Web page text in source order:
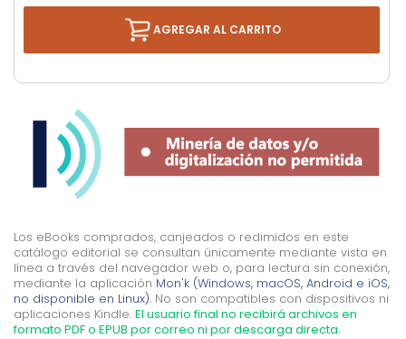
AGREGAR AL CARRITO
Los eBooks comprados, canjeados o redimidos en este
catálogo editorial se consultan únicamente mediante vista en
línea a través del navegador web o, para lectura sin conexión,
mediante la aplicación Mon'k (Windows, macOS, Android e iOS,
no disponible en Linux). No son compatibles con dispositivos ni
aplicaciones Kindle. El usuario final no recibirá archivos en
formato PDF o EPUB por correo ni por descarga directa.